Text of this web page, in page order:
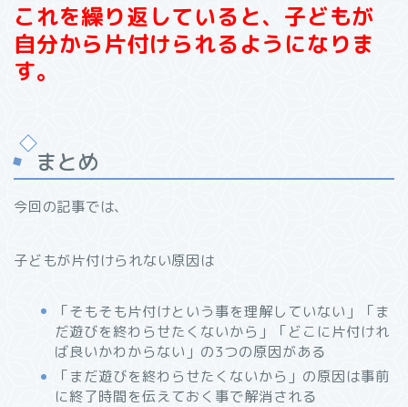
これを繰り返していると、子どもが
自分から片付けられるようになりま
す。
まとめ
今回の記事では、
子どもが片付けられない原因は
「そもそも片付けという事を理解していない」「ま
だ遊びを終わらせたくないから」「どこに片付けれ
ば良いかわからない」の3つの原因がある
「まだ遊びを終わらせたくないから」の原因は事前
に終了時間を伝えておく事で解消される